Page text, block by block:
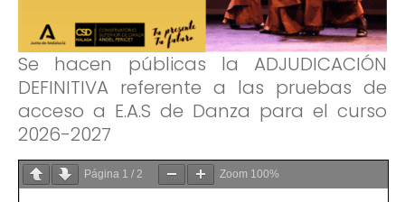
Se hacen públicas la ADJUDICACIÓN
DEFINITIVA referente a las pruebas de
acceso a E.A.S de Danza para el curso
2026-2027
Página 1 / 2 Zoom 100%